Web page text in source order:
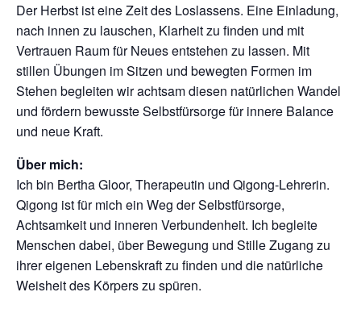
Der Herbst ist eine Zeit des Loslassens. Eine Einladung,
nach innen zu lauschen, Klarheit zu finden und mit
Vertrauen Raum für Neues entstehen zu lassen. Mit
stillen Übungen im Sitzen und bewegten Formen im
Stehen begleiten wir achtsam diesen natürlichen Wandel
und fördern bewusste Selbstfürsorge für innere Balance
und neue Kraft.
Über mich:
Ich bin Bertha Gloor, Therapeutin und Qigong-Lehrerin.
Qigong ist für mich ein Weg der Selbstfürsorge,
Achtsamkeit und inneren Verbundenheit. Ich begleite
Menschen dabei, über Bewegung und Stille Zugang zu
ihrer eigenen Lebenskraft zu finden und die natürliche
Weisheit des Körpers zu spüren.